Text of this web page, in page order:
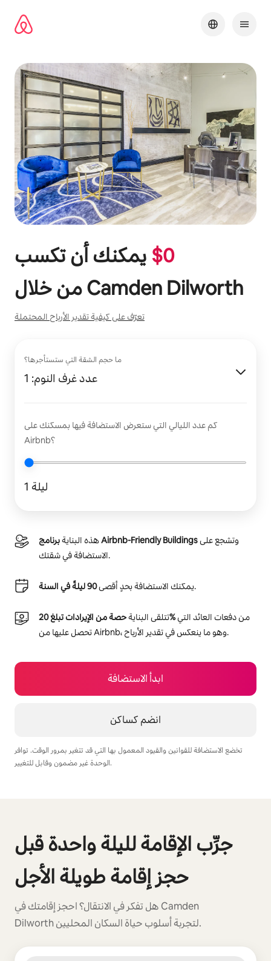
المحتوى
$0
Camden Dilworth
تعرّف على كيفية تقدير الأرباح المحتملة
ما حجم الشقة التي ستستأجرها؟
عدد غرف النوم: 1
كم عدد الليالي التي ستعرض الاستضافة فيها بمسكنك على
Airbnb؟
1 ليلة
هذه البنايةبرنامج Airbnb-Friendly Buildings
الاستضافة في شقتك.
يمكنك الاستضافة بحدٍ أقصى90 ليلةً في السنة .
تتلقى البنايةحصة من الإيرادات تبلغ 20‎%‎من دفعات العائد التي
تحصل عليها من Airbnb، وهو ما ينعكس في تقدير الأرباح.
ابدأ الاستضافة
انضم كساكن
تخضع الاستضافة للقوانين والقيود المعمول بها التي قد تتغير بمرور الوقت. توافر
الوحدة غير مضمون وقابل للتغيير.
جرِّب الإقامة لليلة واحدة قبل
حجز إقامة طويلة الأجل
هل تفكر في الانتقال؟ احجز إقامتك في Camden
Dilworth لتجربة أسلوب حياة السكان المحليين.
0 من أصل 0 عنصر ظاهر